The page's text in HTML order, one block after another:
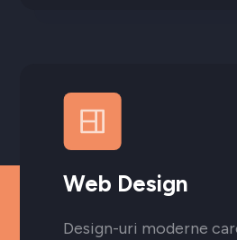
Web Design
Design-uri moderne